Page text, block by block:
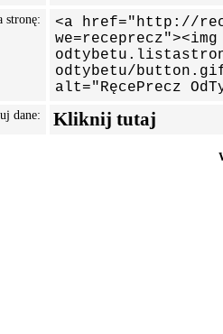
stronę:
dane: Kliknij tutaj